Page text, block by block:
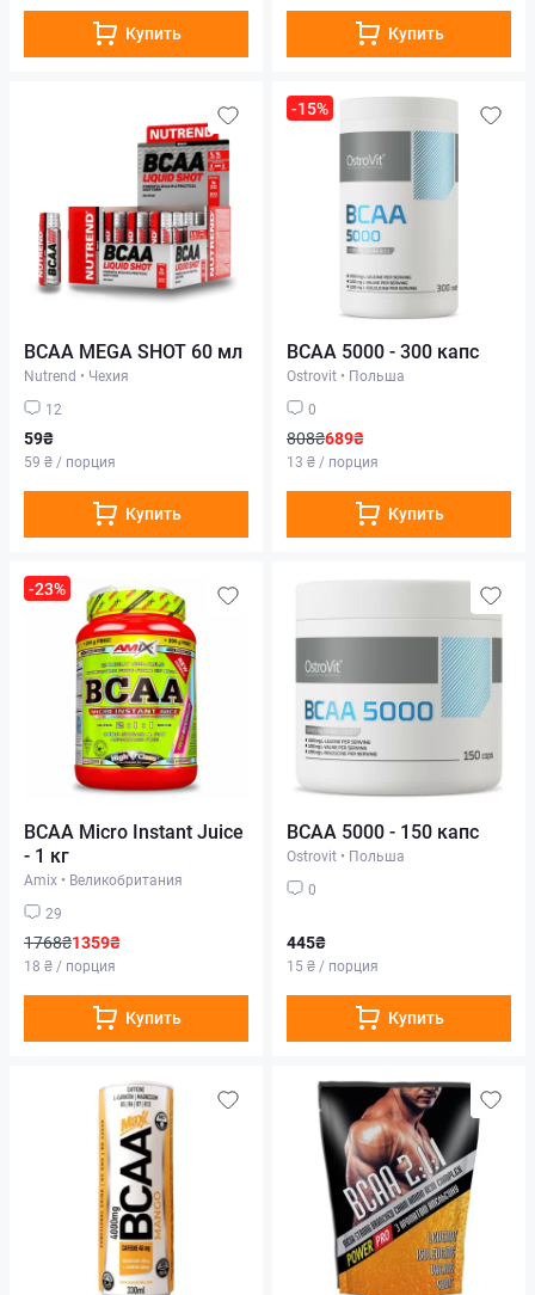
Купить Купить
BCAA MEGA SHOT 60 мл
Nutrend • Чехия
12
59₴
59 ₴ / порция
Купить
-15%
BCAA 5000 - 300 капс
Ostrovit • Польша
0
808₴689₴
13 ₴ / порция
Купить
-23%
BCAA Micro Instant Juice
- 1 кг
Amix • Великобритания
29
1768₴1359₴
18 ₴ / порция
Купить
BCAA 5000 - 150 капс
Ostrovit • Польша
0
445₴
15 ₴ / порция
Купить